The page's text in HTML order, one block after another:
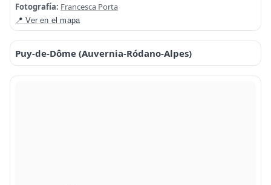
Fotografía: Francesca Porta
📍 Ver en el mapa
Puy-de-Dôme (Auvernia-Ródano-Alpes)